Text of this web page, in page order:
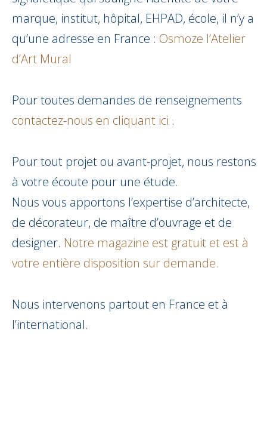
marque, institut, hôpital, EHPAD, école, il n’y a
qu’une adresse en France : Osmoze l’Atelier
d’Art Mural
Pour toutes demandes de renseignements
contactez-nous en cliquant ici .
Pour tout projet ou avant-projet, nous restons
à votre écoute pour une étude.
Nous vous apportons l’expertise d’architecte,
de décorateur, de maître d’ouvrage et de
designer. Notre magazine est gratuit et est à
votre entière disposition sur demande.
Nous intervenons partout en France et à
l’international.